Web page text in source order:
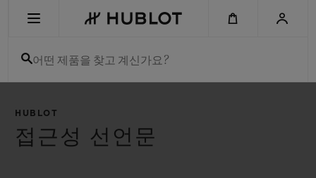
어떤 제품을 찾고 계신가요?
HUBLOT
접근성 선언문
최근 검색이 없습니다